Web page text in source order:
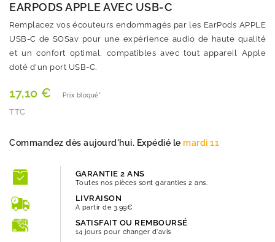
EARPODS APPLE AVEC USB-C
Remplacez vos écouteurs endommagés par les EarPods APPLE
USB-C de SOSav pour une expérience audio de haute qualité
et un confort optimal, compatibles avec tout appareil Apple
doté d'un port USB-C.
17,10 € Prix bloqué*
TTC
Commandez dès aujourd'hui. Expédié le mardi 11
GARANTIE 2 ANS
Toutes nos pièces sont garanties 2 ans.
LIVRAISON
A partir de 3.99€
SATISFAIT OU REMBOURSÉ
14 jours pour changer d'avis